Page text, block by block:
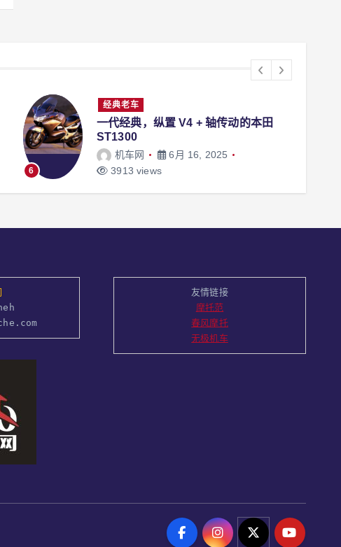
6
经典老车
一代经典，纵置 V4 + 轴传动的本田
ST1300
机车网
6月 16, 2025
3913 views
友情链接
摩托范
春风摩托
无极机车